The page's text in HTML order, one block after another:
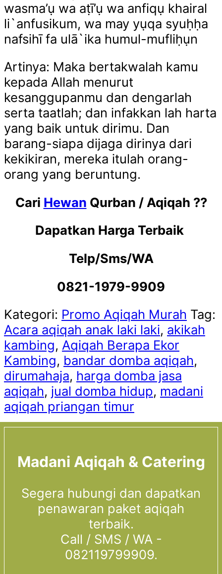
wasma’ụ wa aṭī’ụ wa anfiqụ khairal
li`anfusikum, wa may yụqa syuḥḥa
nafsihī fa ulā`ika humul-mufliḥụn
Artinya: Maka bertakwalah kamu
kepada Allah menurut
kesanggupanmu dan dengarlah
serta taatlah; dan infakkan lah harta
yang baik untuk dirimu. Dan
barang-siapa dijaga dirinya dari
kekikiran, mereka itulah orang-
orang yang beruntung.
Cari Hewan Qurban / Aqiqah ??
Dapatkan Harga Terbaik
Telp/Sms/WA
0821-1979-9909
Kategori: Promo Aqiqah Murah Tag:
Acara aqiqah anak laki laki, akikah
kambing, Aqiqah Berapa Ekor
Kambing, bandar domba aqiqah,
dirumahaja, harga domba jasa
aqiqah, jual domba hidup, madani
aqiqah priangan timur
Madani Aqiqah & Catering
Segera hubungi dan dapatkan
penawaran paket aqiqah
terbaik.
Call / SMS / WA -
082119799909.